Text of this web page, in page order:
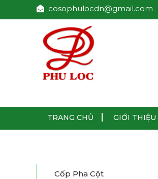
cosophulocdn@gmail.com
TRANG CHỦ GIỚI THIỆU
Cốp Pha Cột